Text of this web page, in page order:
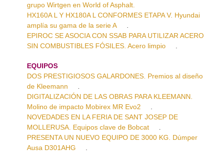
grupo Wirtgen en World of Asphalt.
HX160A L Y HX180A L CONFORMES ETAPA V. Hyundai
amplía su gama de la serie A
EPIROC SE ASOCIA CON SSAB PARA UTILIZAR ACERO
SIN COMBUSTIBLES FÓSILES. Acero limpio
EQUIPOS
DOS PRESTIGIOSOS GALARDONES. Premios al diseño
de Kleemann
DIGITALIZACIÓN DE LAS OBRAS PARA KLEEMANN.
Molino de impacto Mobirex MR Evo2
NOVEDADES EN LA FERIA DE SANT JOSEP DE
MOLLERUSA. Equipos clave de Bobcat
PRESENTA UN NUEVO EQUIPO DE 3000 KG. Dúmper
Ausa D301AHG